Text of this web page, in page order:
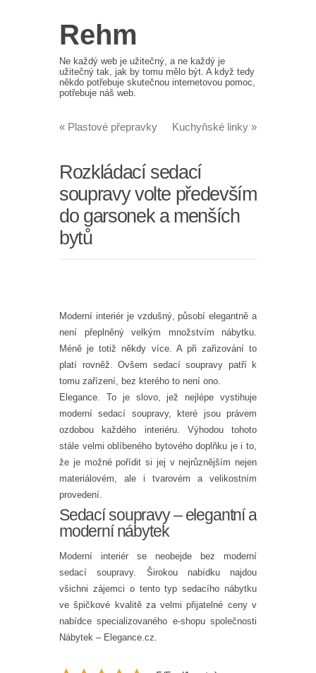
Rehm
Ne každý web je užitečný, a ne každý je
užitečný tak, jak by tomu mělo být. A když tedy
někdo potřebuje skutečnou internetovou pomoc,
potřebuje náš web.
« Plastové přepravky Kuchyňské linky »
Rozkládací sedací
soupravy volte především
do garsonek a menších
bytů
Moderní interiér je vzdušný, působí elegantně a
není přeplněný velkým množstvím nábytku.
Méně je totiž někdy více. A při zařizování to
platí rovněž. Ovšem sedací soupravy patří k
tomu zařízení, bez kterého to není ono.
Elegance. To je slovo, jež nejlépe vystihuje
modernísedací soupravy, které jsou právem
ozdobou každého interiéru. Výhodou tohoto
stále velmi oblíbeného bytového doplňku je i to,
že je možné pořídit si jej v nejrůznějším nejen
materiálovém, ale i tvarovém a velikostním
provedení.
Sedací soupravy – elegantní a
moderní nábytek
Moderní interiér se neobejde bez moderní
sedací soupravy. Širokou nabídku najdou
všichni zájemci o tento typ sedacího nábytku
ve špičkové kvalitě za velmi přijatelné ceny v
nabídce specializovaného e-shopu společnosti
Nábytek – Elegance.cz.